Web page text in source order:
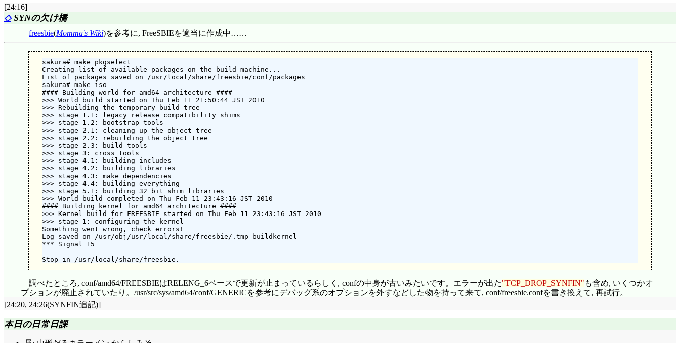
[24:16]
◇SYNの欠け橋
freesbie(Momma's Wiki)を参考に, FreeSBIEを適当に作成中……
sakura# make pkgselect
Creating list of available packages on the build machine...
List of packages saved on /usr/local/share/freesbie/conf/packages
sakura# make iso
#### Building world for amd64 architecture ####
>>> World build started on Thu Feb 11 21:50:44 JST 2010
>>> Rebuilding the temporary build tree
>>> stage 1.1: legacy release compatibility shims
>>> stage 1.2: bootstrap tools
>>> stage 2.1: cleaning up the object tree
>>> stage 2.2: rebuilding the object tree
>>> stage 2.3: build tools
>>> stage 3: cross tools
>>> stage 4.1: building includes
>>> stage 4.2: building libraries
>>> stage 4.3: make dependencies
>>> stage 4.4: building everything
>>> stage 5.1: building 32 bit shim libraries
>>> World build completed on Thu Feb 11 23:43:16 JST 2010
#### Building kernel for amd64 architecture ####
>>> Kernel build for FREESBIE started on Thu Feb 11 23:43:16 JST 2010
>>> stage 1: configuring the kernel
Something went wrong, check errors!
Log saved on /usr/obj/usr/local/share/freesbie/.tmp_buildkernel
*** Signal 15
調べたところ, conf/amd64/FREESBIEはRELENG_6ベースで更新が止まっているらしく, confの中身が古いみたいです。エラーが出た TCP_DROP_SYNFIN
も含め, いくつかオ
プションが廃止されていたり。/usr/src/sys/amd64/conf/GENERICを参考にデバッグ系のオプションを外すなどした物を持って来て, conf/freesbie.confを書き換えて, 再試行。
[24:20, 24:26(SYNFIN追記)]
本日の日常日課